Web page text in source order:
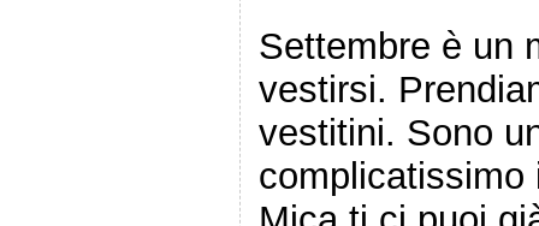
Settembre è un
vestirsi.
vestitini. Sono
complicatissimo